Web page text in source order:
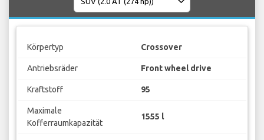
Körpertyp Crossover
Antriebsräder Front wheel drive
Kraftstoff 95
Maximale
Kofferraumkapazität
1555 l